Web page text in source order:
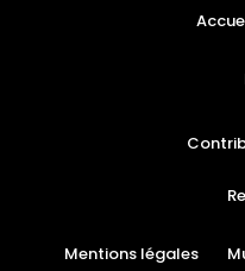
Mentions légales